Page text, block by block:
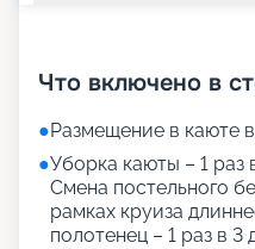
Что включено в
●Размещение в каюте
●Уборка каюты – 1 раз
Смена постельного
рамках круиза
полотенец – 1 раз в 3